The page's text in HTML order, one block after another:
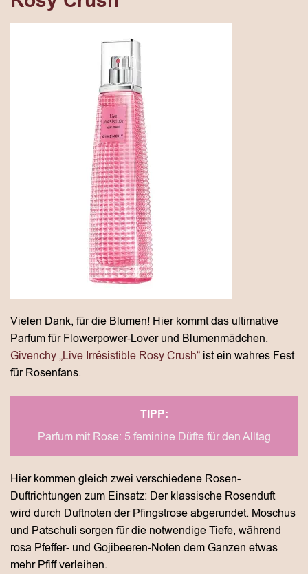
Vielen Dank, für die Blumen! Hier kommt das ultimative
Parfum für Flowerpower-Lover und Blumenmädchen.
Givenchy „Live Irrésistible Rosy Crush“ ist ein wahres Fest
für Rosenfans.
TIPP:
Parfum mit Rose: 5 feminine Düfte für den Alltag
Hier kommen gleich zwei verschiedene Rosen-
Duftrichtungen zum Einsatz: Der klassische Rosenduft
wird durch Duftnoten der Pfingstrose abgerundet. Moschus
und Patschuli sorgen für die notwendige Tiefe, während
rosa Pfeffer- und Gojibeeren-Noten dem Ganzen etwas
mehr Pfiff verleihen.